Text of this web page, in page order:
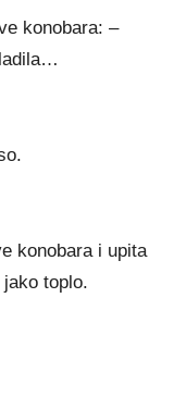
konobara: –
konobara i upita
toplo.